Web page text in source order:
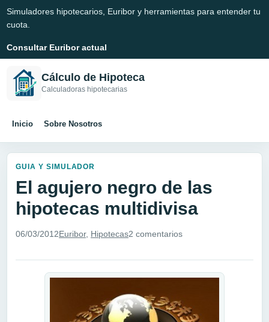
Simuladores hipotecarios, Euribor y herramientas para entender tu
cuota.
Consultar Euribor actual
Cálculo de Hipoteca
Calculadoras hipotecarias
Inicio Sobre Nosotros
GUIA Y SIMULADOR
El agujero negro de las
hipotecas multidivisa
06/03/2012Euribor, Hipotecas2 comentarios